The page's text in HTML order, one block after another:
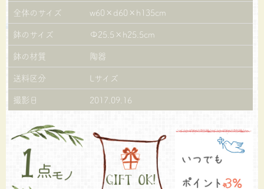
全体のサイズ
w60×d60×h135cm
鉢のサイズ
Φ25.5×h25.5cm
鉢の材質
陶器
送料区分
Lサイズ
撮影日
2017.09.16